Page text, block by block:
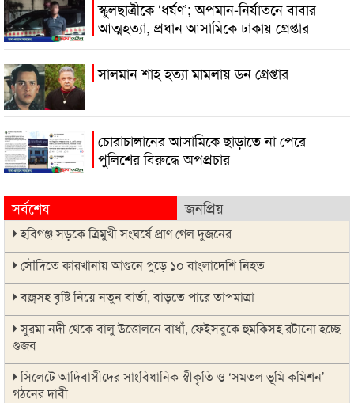
স্কুলছাত্রীকে ‘ধর্ষণ’; অপমান-নির্যাতনে বাবার
আত্মহত্যা, প্রধান আসামিকে ঢাকায় গ্রেপ্তার
সালমান শাহ হত্যা মামলায় ডন গ্রেপ্তার
চোরাচালানের আসামিকে ছাড়াতে না পেরে
পুলিশের বিরুদ্ধে অপপ্রচার
সর্বশেষ জনপ্রিয়
হবিগঞ্জ সড়কে ত্রিমুখী সংঘর্ষে প্রাণ গেল দুজনের
সৌদিতে কারখানায় আগুনে পুড়ে ১০ বাংলাদেশি নিহত
বজ্রসহ বৃষ্টি নিয়ে নতুন বার্তা, বাড়তে পারে তাপমাত্রা
সুরমা নদী থেকে বালু উত্তোলনে বাধাঁ, ফেইসবুকে হুমকিসহ রটানো হচ্ছে
গুজব
সিলেটে আদিবাসীদের সাংবিধানিক স্বীকৃতি ও ‘সমতল ভূমি কমিশন’
গঠনের দাবী